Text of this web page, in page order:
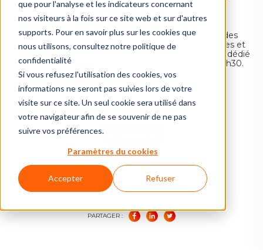
que pour l'analyse et les indicateurs concernant
nos visiteurs à la fois sur ce site web et sur d'autres
supports. Pour en savoir plus sur les cookies que
nous utilisons, consultez notre politique de
confidentialité
Si vous refusez l'utilisation des cookies, vos
informations ne seront pas suivies lors de votre
visite sur ce site. Un seul cookie sera utilisé dans
votre navigateur afin de se souvenir de ne pas
suivre vos préférences.
Paramètres du cookies
Accepter Refuser
Finance
EuraTechnologies s'associe avec Pigment, l'une des
plateformes de business planning les plus puissantes et
les plus flexibles, pour un petit-déjeuner conférence dédié
à la fonction Finance le 20 septembre à partir de 8h30.
EuraTechnologies
20/09/2023,08:30-11:00
ÉVÈNEMENTS
PUBLIÉ PAR MAXIME
PARTAGER :